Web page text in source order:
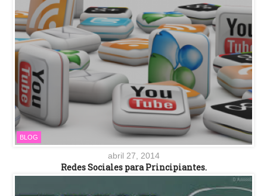
BLOG
abril 27, 2014
Redes Sociales para Principiantes.